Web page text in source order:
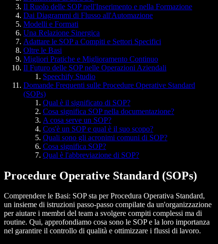
Il Ruolo delle SOP nell'Inserimento e nella Formazione
Dai Diagrammi di Flusso all'Automazione
Modelli e Formati
Una Relazione Sinergica
Adattare le SOP a Compiti e Settori Specifici
Oltre le Basi
Migliori Pratiche e Miglioramento Continuo
Il Futuro delle SOP nelle Operazioni Aziendali
Speechify Studio
Domande Frequenti sulle Procedure Operative Standard
(SOPs)
Qual è il significato di SOP?
Cosa significa SOP nella documentazione?
A cosa serve un SOP?
Cos'è un SOP e qual è il suo scopo?
Quali sono gli acronimi comuni di SOP?
Cosa significa SOP?
Qual è l'abbreviazione di SOP?
Procedure Operative Standard (SOPs)
Comprendere le Basi: SOP sta per Procedura Operativa Standard,
un insieme di istruzioni passo-passo compilate da un'organizzazione
per aiutare i membri del team a svolgere compiti complessi ma di
routine. Qui, approfondiamo cosa sono le SOP e la loro importanza
nel garantire il controllo di qualità e ottimizzare i flussi di lavoro.